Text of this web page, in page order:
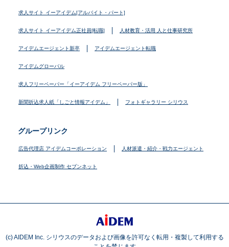
求人サイト イーアイデム[アルバイト・パート]
求人サイト イーアイデム正社員[転職] 人材教育・活用 人と仕事研究所
アイデムエージェント新卒 アイデムエージェント転職
アイデムグローバル
求人フリーペーパー「イーアイデム フリーペーパー版」
新聞折込求人紙「しごと情報アイデム」 フォトギャラリー シリウス
グループリンク
広告代理店 アイデムコーポレーション 人材派遣・紹介・戦力エージェント
折込・Web企画制作 セブンネット
(c) AIDEM Inc. シリウスのデータおよび画像を許可なく転用・複製して利用する